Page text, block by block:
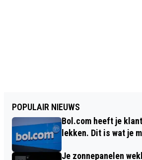
POPULAIR NIEUWS
Bol.com heeft je
lekken. Dit is wat je
Je zonnepanelen